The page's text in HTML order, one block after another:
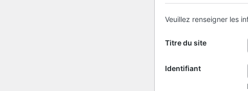
Veuillez renseigner les
Titre du site
Identifiant